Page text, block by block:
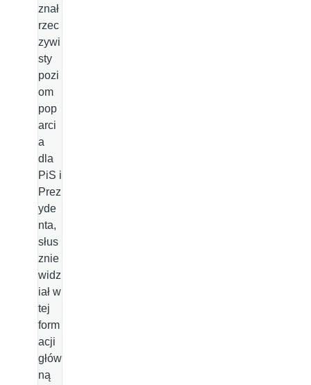
znał
rzec
zywi
sty
pozi
om
pop
arci
a
dla
PiS i
Prez
yde
nta,
słus
znie
widz
iał w
tej
form
acji
głów
ną